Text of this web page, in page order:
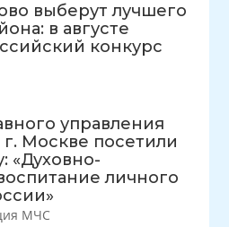
выберут лучшего
в августе
конкурс
управления
Москве посетили
«Духовно-
личного
МЧС